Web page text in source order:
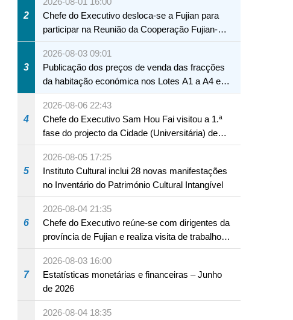
2
Chefe do Executivo desloca-se a Fujian para
participar na Reunião da Cooperação Fujian-
Macau
3
2026-08-03 09:01
Publicação dos preços de venda das fracções
da habitação económica nos Lotes A1 a A4 e
A12 da Zona A dos Novos Aterros
4
2026-08-06 22:43
Chefe do Executivo Sam Hou Fai visitou a 1.ª
fase do projecto da Cidade (Universitária) de
Educação Internacional de Macau e Hengqin
5
2026-08-05 17:25
Instituto Cultural inclui 28 novas manifestações
no Inventário do Património Cultural Intangível
6
2026-08-04 21:35
Chefe do Executivo reúne-se com dirigentes da
província de Fujian e realiza visita de trabalho
em Fuzhou
7
2026-08-03 16:00
Estatísticas monetárias e financeiras – Junho
de 2026
2026-08-04 18:35